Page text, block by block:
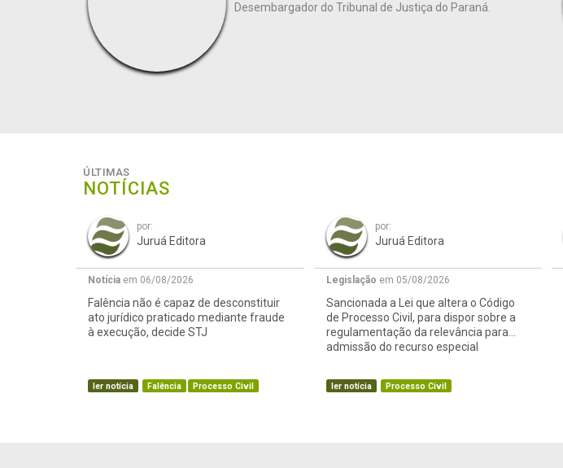
Desembargador do Tribunal de Justiça do Paraná.
ÚLTIMAS
NOTÍCIAS
por:
Juruá Editora
Notícia em 06/08/2026
Falência não é capaz de desconstituir
ato jurídico praticado mediante fraude
à execução, decide STJ
ler notícia Falência Processo Civil
por:
Juruá Editora
Legislação em 05/08/2026
Sancionada a Lei que altera o Código
de Processo Civil, para dispor sobre a
regulamentação da relevância para
admissão do recurso especial
ler notícia Processo Civil